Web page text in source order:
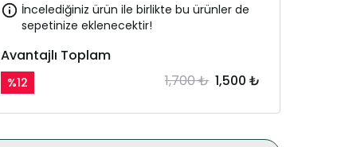
İncelediğiniz ürün ile birlikte bu ürünler de
sepetinize eklenecektir!
Avantajlı Toplam
%12 1,700 ₺ 1,500 ₺